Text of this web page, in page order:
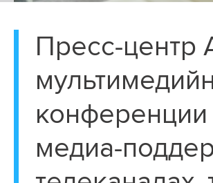
Пресс-центр
медиа-